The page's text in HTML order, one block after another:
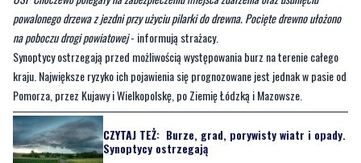
—Po przybyciu w miejsce zdarzenia zastano powalone drzewo na jezdnię drogi
powiatowej blokujące przejazd jednym pasem jezdni. Działania przybyłego zastępu
OSP Choczewo polegały na zabezpieczeniu miejsca zdarzenia oraz usunięciu
powalonego drzewa z jezdni przy użyciu pilarki do drewna. Pocięte drewno ułożono
na poboczu drogi powiatowej- informują strażacy.
Synoptycy ostrzegają przed możliwością występowania burz na terenie całego
kraju. Największe ryzyko ich pojawienia się prognozowane jest jednak w pasie od
Pomorza, przez Kujawy i Wielkopolskę, po Ziemię Łódzką i Mazowsze.